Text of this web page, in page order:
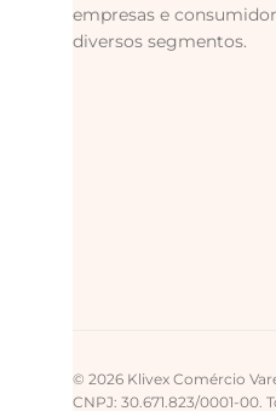
empresas e
diversos segmentos.
© 2026 Klivex Comércio
CNPJ: 30.671.823/0001-00.